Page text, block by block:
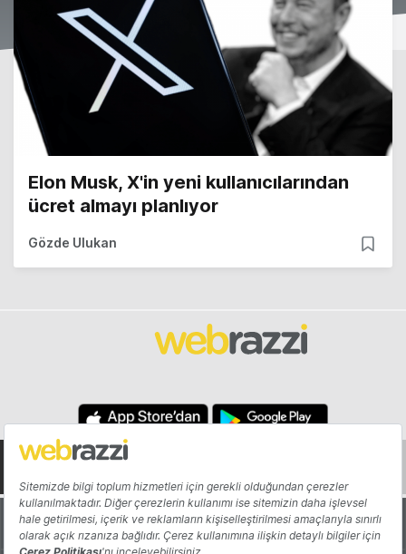
Elon Musk, X'in yeni kullanıcılarından
ücret almayı planlıyor
Gözde Ulukan
Hakkında Yazarlar